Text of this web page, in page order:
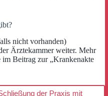
nicht vorhanden)
Ärztekammer weiter. Mehr
Beitrag zur „Krankenakte
der Praxis mit